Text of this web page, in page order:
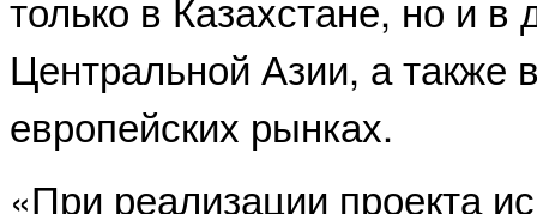
Центральной Азии, а также
европейских рынках.
«При реализации проекта